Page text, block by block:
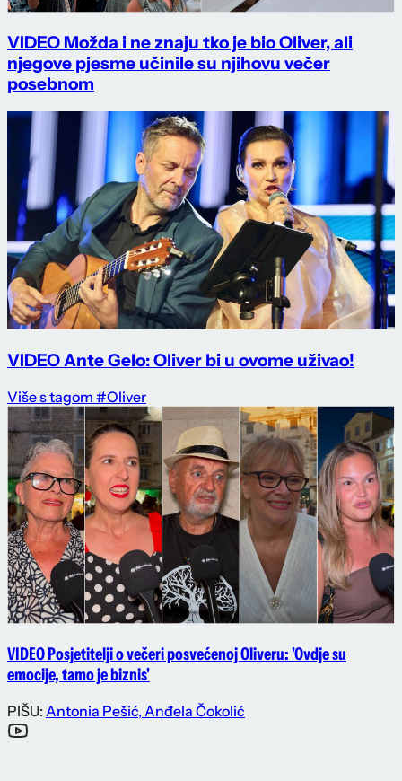
VIDEO Možda i ne znaju tko je bio Oliver, ali
njegove pjesme učinile su njihovu večer
posebnom
VIDEO Ante Gelo: Oliver bi u ovome uživao!
Više s tagom #Oliver
VIDEO Posjetitelji o večeri posvećenoj Oliveru: 'Ovdje su
emocije, tamo je biznis'
PIŠU: Antonia Pešić,Anđela Čokolić